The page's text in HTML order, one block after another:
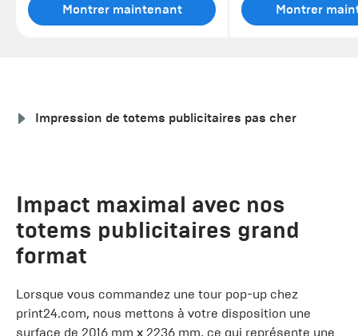
Montrer maintenant Montrer
Impression de totems publicitaires pas cher
Impact maximal avec nos
totems publicitaires grand
format
Lorsque vous commandez une tour pop-up chez
print24.com, nous mettons à votre disposition une
surface de 2016 mm x 2236 mm, ce qui représente une